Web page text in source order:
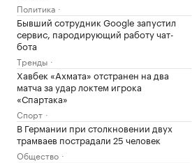
Политика
Бывший сотрудник Google запустил
сервис, пародирующий работу чат-
бота
Тренды
Хавбек «Ахмата» отстранен на два
матча за удар локтем игрока
«Спартака»
Спорт
В Германии при столкновении двух
трамваев пострадали 25 человек
Общество